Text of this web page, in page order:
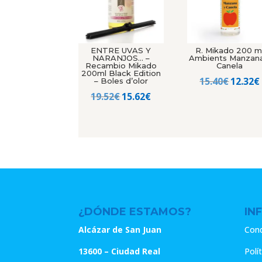
ENTRE UVAS Y
NARANJOS… –
Recambio Mikado
200ml Black Edition
– Boles d’olor
19.52€El
15.62€El
R. Mikado 200
Ambients
Canela
15.40€El
12.32€El
¿DÓNDE ESTAMOS?
Alcázar de San Juan
13600 – Ciudad Real